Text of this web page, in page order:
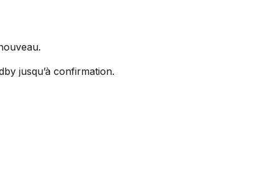
jusqu’à confirmation.